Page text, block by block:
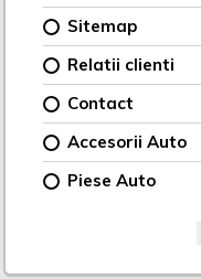
Sitemap
Relatii clienti
Contact
Accesorii Auto
Piese Auto